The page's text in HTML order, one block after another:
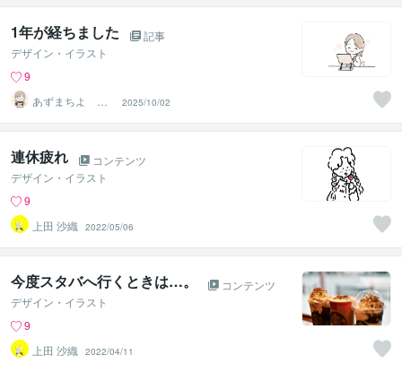
1年が経ちました
記事
デザイン・イラスト
9
あずまちよ イ
ラストレーター
2025/10/02
連休疲れ
コンテンツ
デザイン・イラスト
9
上田 沙織
2022/05/06
今度スタバへ行くときは…。
コンテンツ
デザイン・イラスト
9
上田 沙織
2022/04/11